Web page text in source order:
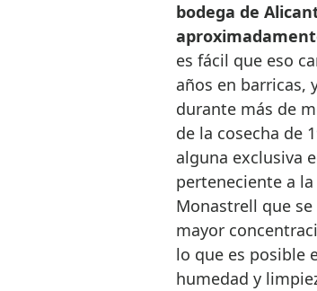
bodega de
es fácil que eso
años en barricas,
durante más de
de la cosecha de
alguna exclusiva
perteneciente a
Monastrell que
mayor
lo que es posible
humedad y